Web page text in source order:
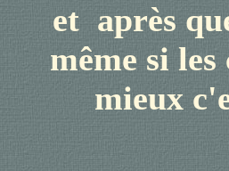
et après
même si
mieux